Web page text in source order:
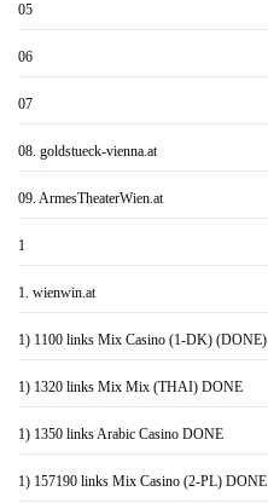
05
06
07
08. goldstueck-vienna.at
09. ArmesTheaterWien.at
1
1. wienwin.at
1) 1100 links Mix Casino (1-DK) (DONE)
1) 1320 links Mix Mix (THAI) DONE
1) 1350 links Arabic Casino DONE
1) 157190 links Mix Casino (2-PL) DONE